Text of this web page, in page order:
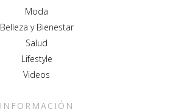
Moda
Belleza y Bienestar
Salud
Lifestyle
Videos
INFORMACIÓN